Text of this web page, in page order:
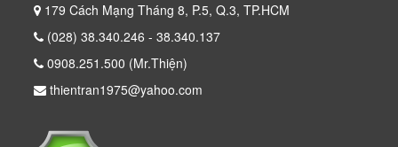
179 Cách Mạng Tháng 8, P.5, Q.3, TP.HCM
(028) 38.340.246 - 38.340.137
0908.251.500 (Mr.Thiện)
thientran1975@yahoo.com